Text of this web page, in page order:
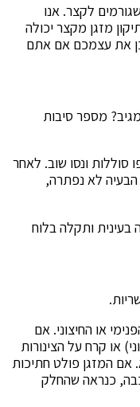
לקצר. אנו
מזגן מקצר יכולה
את עצמכם אם אתם
מספר סיבות
ונסו שוב. לאחר
הבעיה לא נפתרה,
בעינית ותקלה בלוח
או החיצוני. אם
או קרח על הצינורות
המזגן פולט חתיכות
כנראה שהחלק